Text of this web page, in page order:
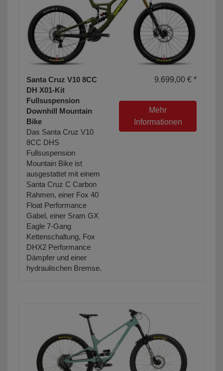
Santa Cruz V10 8CC
DH X01-Kit
Fullsuspension
Downhill Mountain
Bike
Das Santa Cruz V10
8CC DHS
Fullsuspension
Mountain Bike ist
ausgestattet mit einem
Santa Cruz C Carbon
Rahmen, einer Fox 40
Float Performance
Gabel, einer Sram GX
Eagle 7-Gang
Kettenschaltung, Fox
DHX2 Performance
Dämpfer und einer
hydraulischen Bremse.
9.699,00 € *
Mehr
Informationen